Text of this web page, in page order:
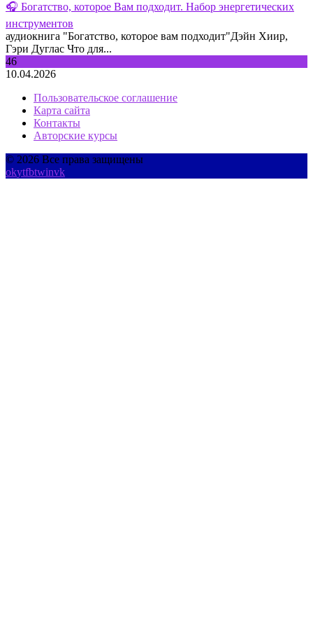
🎧 Богатство, которое Вам подходит. Набор энергетических
инструментов
аудиокнига "Богатство, которое вам подходит"Дэйн Хиир,
Гэри Дуглас Что для...
46
10.04.2026
Пользовательское соглашение
Карта сайта
Контакты
Авторские курсы
© 2026 Все права защищены
okytfbtwinvk